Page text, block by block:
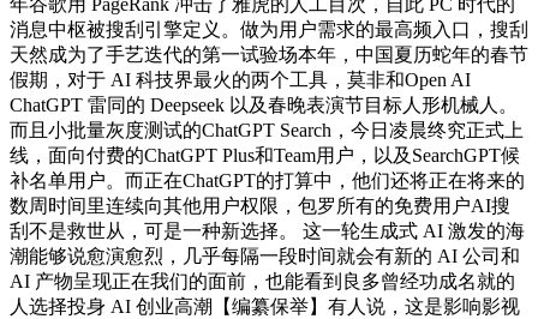
消息中枢被搜刮引擎定义。做为用户需求的最高频入口，搜刮
天然成为了手艺迭代的第一试验场本年，中国夏历蛇年的春节
假期，对于 AI 科技界最火的两个工具，莫非和Open AI
ChatGPT 雷同的 Deepseek 以及春晚表演节目标人形机械人。
而且小批量灰度测试的ChatGPT Search，今日凌晨终究正式上
线，面向付费的ChatGPT Plus和Team用户，以及SearchGPT候
补名单用户。而正在ChatGPT的打算中，他们还将正在将来的
数周时间里连续向其他用户权限，包罗所有的免费用户AI搜
刮不是救世从，可是一种新选择。 这一轮生成式 AI 激发的海
潮能够说愈演愈烈，几乎每隔一段时间就会有新的 AI 公司和
AI 产物呈现正在我们的面前，也能看到良多曾经功成名就的
人选择投身 AI 创业高潮【编纂保举】有人说，这是影响影视